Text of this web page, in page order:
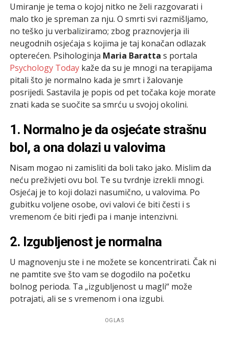
Umiranje je tema o kojoj nitko ne želi razgovarati i
malo tko je spreman za nju. O smrti svi razmišljamo,
no teško ju verbaliziramo; zbog praznovjerja ili
neugodnih osjećaja s kojima je taj konačan odlazak
opterećen. Psihologinja Maria Baratta s portala
Psychology Todaykaže da su je mnogi na terapijama
pitali što je normalno kada je smrt i žalovanje
posrijedi. Sastavila je popis od pet točaka koje morate
znati kada se suočite sa smrću u svojoj okolini.
1. Normalno je da osjećate strašnu
bol, a ona dolazi u valovima
Nisam mogao ni zamisliti da boli tako jako. Mislim da
neću preživjeti ovu bol. Te su tvrdnje izrekli mnogi.
Osjećaj je to koji dolazi nasumično, u valovima. Po
gubitku voljene osobe, ovi valovi će biti česti i s
vremenom će biti rjeđi pa i manje intenzivni.
2. Izgubljenost je normalna
U magnovenju ste i ne možete se koncentrirati. Čak ni
ne pamtite sve što vam se dogodilo na početku
bolnog perioda. Ta „izgubljenost u magli“ može
potrajati, ali se s vremenom i ona izgubi.
OGLAS